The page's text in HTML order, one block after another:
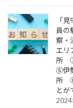
「
員の
察・
エリ
所 ③
⑤伊
所 ⑧
とが